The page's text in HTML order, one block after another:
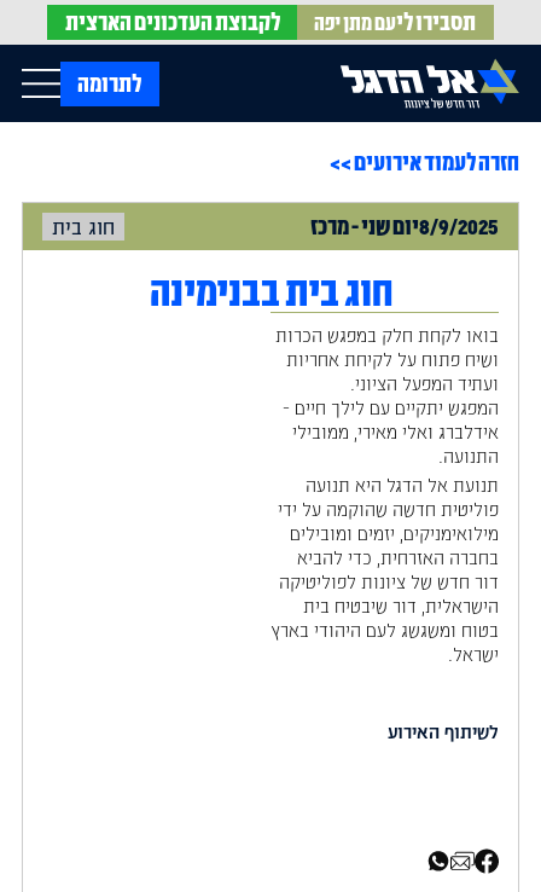
תסבירו ליעם מתן יפה לקבוצתהעדכונים הארצית
בית
עלינו
אירועים
חדשות אל הדגל
עדכונים מהשטח
הופעות בתקשורת
חוק אל הדגל
חמ"ל הגיוס
צרו קשר
EN
לתרומה Menu
חזרה לעמוד אירועים >>
8/9/2025יוםשני-מרכז חוג בית
חוג בית בבנימינה
בואו לקחת חלק במפגש הכרות
ושיח פתוח על לקיחת אחריות
ועתיד המפעל הציוני.
המפגש יתקיים עם לילך חיים -
אידלברג ואלי מאירי, ממובילי
התנועה.
תנועת אל הדגל היא תנועה
פוליטית חדשה שהוקמה על ידי
מילואימניקים, יזמים ומובילים
בחברה האזרחית, כדי להביא
דור חדש של ציונות לפוליטיקה
הישראלית, דור שיבטיח בית
בטוח ומשגשג לעם היהודי בארץ
ישראל.
לשיתוף האירוע